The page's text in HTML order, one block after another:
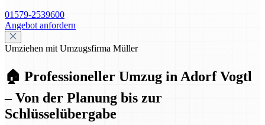
01579-2539600
Angebot anfordern
Umziehen mit Umzugsfirma Müller
🏠 Professioneller Umzug in Adorf Vogtl
– Von der Planung bis zur
Schlüsselübergabe